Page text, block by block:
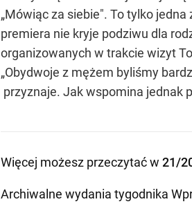
„Mówiąc za siebie". To tylko
premiera nie kryje podziwu dla
organizowanych w trakcie wizyt
„Obydwoje z mężem byliśmy
przyznaje. Jak wspomina jednak
Więcej możesz przeczytać w 21/
Archiwalne wydania tygodnika